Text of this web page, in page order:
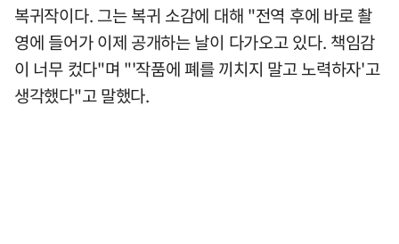
복귀작이다. 그는 복귀 소감에 대해 "전역 후에 바로 촬
영에 들어가 이제 공개하는 날이 다가오고 있다. 책임감
이 너무 컸다"며 "'작품에 폐를 끼치지 말고 노력하자'고
생각했다"고 말했다.